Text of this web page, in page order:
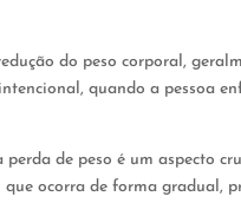
do peso corporal,
quando a pessoa
de peso é um aspecto
ocorra de forma